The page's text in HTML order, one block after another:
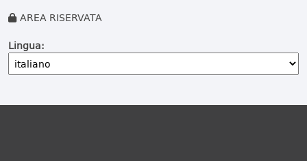
AREA RISERVATA
Lingua